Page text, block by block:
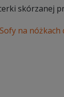
skórzanej
Sofy na nóżkach